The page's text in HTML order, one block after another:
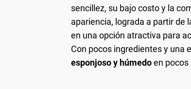
sencillez, su bajo costo y la
apariencia, lograda a partir de
en una opción atractiva para
Con pocos ingredientes y una
esponjoso y húmedoen pocos